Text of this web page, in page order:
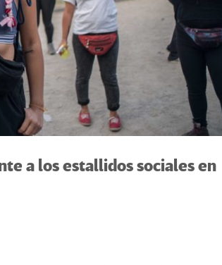
a los estallidos sociales en